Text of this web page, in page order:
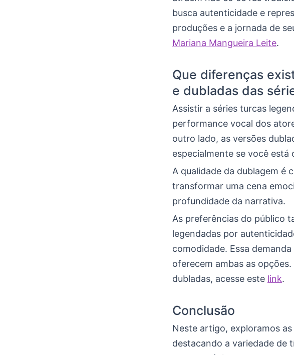
busca autenticidade e
produções e a jornada de
Mariana Mangueira Leite.
Que diferenças
e dubladas das
Assistir a séries turcas
performance vocal dos
outro lado, as versões
especialmente se você
A qualidade da dublagem é
transformar uma cena
profundidade da narrativa.
As preferências do público
legendadas por
comodidade. Essa
oferecem ambas as
dubladas, acesse este link.
Conclusão
Neste artigo, exploramos
destacando a variedade de